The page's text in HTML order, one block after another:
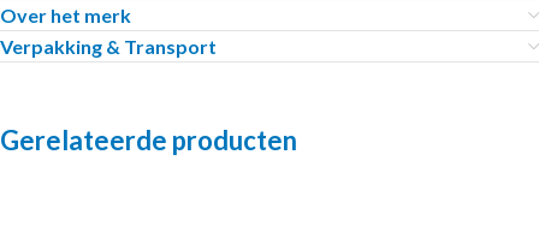
Over het merk
Verpakking & Transport
Gerelateerde producten